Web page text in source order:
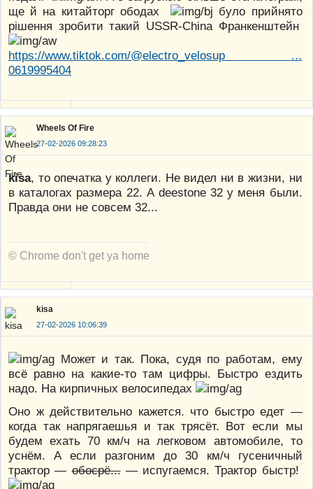
ще й на китайторг ободах
було прийнято
рішення зробити такий USSR-China Франкенштейн
https://www.tiktok.com/@electro_velosup …
0619995404
Wheels Of Fire
27-02-2026 09:28:23
kisa, то опечатка у коллеги. Не видел ни в жизни, ни
в каталогах размера 22. А deestone 32 у меня были.
Правда они не совсем 32...
© Chrome don't get ya home
kisa
27-02-2026 10:06:39
Может и так. Пока, судя по работам, ему
всё равно на какие-то там цифры. Быстро ездить
надо. На кирпичных велосипедах
Оно ж действительно кажется. что быстро едет —
когда так напрягаешья и так трясёт. Вот если мы
будем ехать 70 км/ч на легковом автомобиле, то
уснём. А если разгоним до 30 км/ч гусеничный
трактор —обосрё...— испугаемся. Трактор быстр!